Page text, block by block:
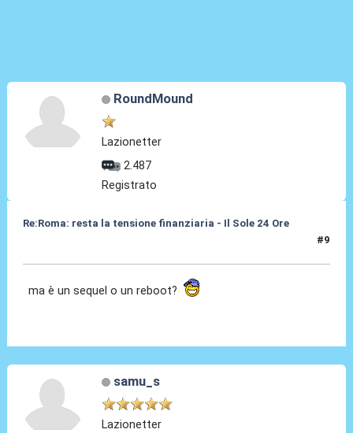
RoundMound
Lazionetter
2.487
Registrato
Re:Roma: resta la tensione finanziaria - Il Sole 24 Ore
#9
ma è un sequel o un reboot?
samu_s
Lazionetter